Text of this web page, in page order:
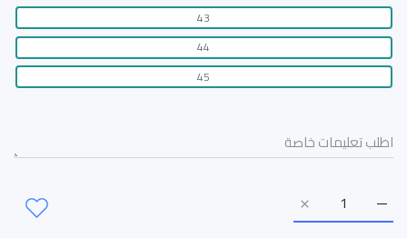
43
44
45
زيادة كمية حذاء رسمي 28423 BLACK/أسود / 40زيادة كمية حذاء رسمي 28423 BLACK/أسود / 40